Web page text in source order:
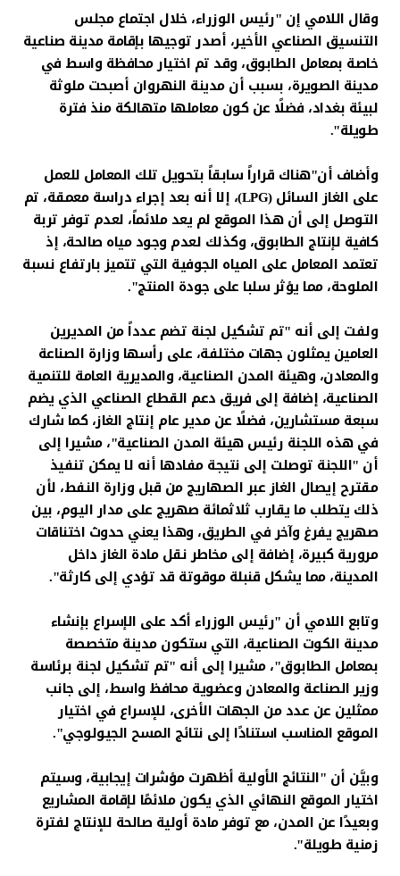
وقال اللامي إن "رئيس الوزراء، خلال اجتماع مجلس
التنسيق الصناعي الأخير، أصدر توجيها بإقامة مدينة صناعية
خاصة بمعامل الطابوق، وقد تم اختيار محافظة واسط في
مدينة الصويرة، بسبب أن مدينة النهروان أصبحت ملوثة
لبيئة بغداد، فضلًا عن كون معاملها متهالكة منذ فترة
طويلة".
وأضاف أن"هناك قراراً سابقاً بتحويل تلك المعامل للعمل
على الغاز السائل (LPG)، إلا أنه بعد إجراء دراسة معمقة، تم
التوصل إلى أن هذا الموقع لم يعد ملائماً، لعدم توفر تربة
كافية لإنتاج الطابوق، وكذلك لعدم وجود مياه صالحة، إذ
تعتمد المعامل على المياه الجوفية التي تتميز بارتفاع نسبة
الملوحة، مما يؤثر سلبا على جودة المنتج".
ولفت إلى أنه "تم تشكيل لجنة تضم عدداً من المديرين
العامين يمثلون جهات مختلفة، على رأسها وزارة الصناعة
والمعادن، وهيئة المدن الصناعية، والمديرية العامة للتنمية
الصناعية، إضافة إلى فريق دعم القطاع الصناعي الذي يضم
سبعة مستشارين، فضلًا عن مدير عام إنتاج الغاز، كما شارك
في هذه اللجنة رئيس هيئة المدن الصناعية"، مشيرا إلى
أن "اللجنة توصلت إلى نتيجة مفادها أنه لا يمكن تنفيذ
مقترح إيصال الغاز عبر الصهاريج من قبل وزارة النفط، لأن
ذلك يتطلب ما يقارب ثلاثمائة صهريج على مدار اليوم، بين
صهريج يفرغ وآخر في الطريق، وهذا يعني حدوث اختناقات
مرورية كبيرة، إضافة إلى مخاطر نقل مادة الغاز داخل
المدينة، مما يشكل قنبلة موقوتة قد تؤدي إلى كارثة".
وتابع اللامي أن "رئيس الوزراء أكد على الإسراع بإنشاء
مدينة الكوت الصناعية، التي ستكون مدينة متخصصة
بمعامل الطابوق"، مشيرا إلى أنه "تم تشكيل لجنة برئاسة
وزير الصناعة والمعادن وعضوية محافظ واسط، إلى جانب
ممثلين عن عدد من الجهات الأخرى، للإسراع في اختيار
الموقع المناسب استنادًا إلى نتائج المسح الجيولوجي".
وبيَّن أن "النتائج الأولية أظهرت مؤشرات إيجابية، وسيتم
اختيار الموقع النهائي الذي يكون ملائمًا لإقامة المشاريع
وبعيدًا عن المدن، مع توفر مادة أولية صالحة للإنتاج لفترة
زمنية طويلة".